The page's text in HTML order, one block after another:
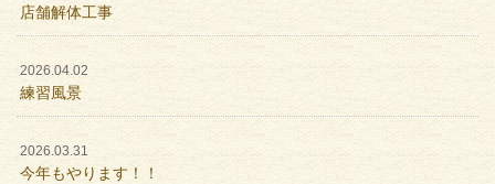
店舗解体工事
2026.04.02
練習風景
2026.03.31
今年もやります！！